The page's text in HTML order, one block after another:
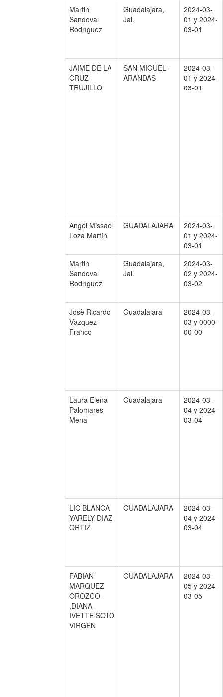
Martin
Sandoval
Rodríguez
Guadalajara,
Jal.
2024-03-
01 y 2024-
03-01
JAIME DE LA
CRUZ
TRUJILLO
SAN MIGUEL -
ARANDAS
2024-03-
01 y 2024-
03-01
Angel Missael
Loza Martín
GUADALAJARA
2024-03-
01 y 2024-
03-01
Martin
Sandoval
Rodríguez
Guadalajara,
Jal.
2024-03-
02 y 2024-
03-02
Josè Ricardo
Vàzquez
Franco
Guadalajara
2024-03-
03 y 0000-
00-00
Laura Elena
Palomares
Mena
Guadalajara
2024-03-
04 y 2024-
03-04
LIC BLANCA
YARELY DIAZ
ORTIZ
GUADALAJARA
2024-03-
04 y 2024-
03-04
FABIAN
MARQUEZ
OROZCO
,DIANA
IVETTE SOTO
VIRGEN
GUADALAJARA
2024-03-
05 y 2024-
03-05